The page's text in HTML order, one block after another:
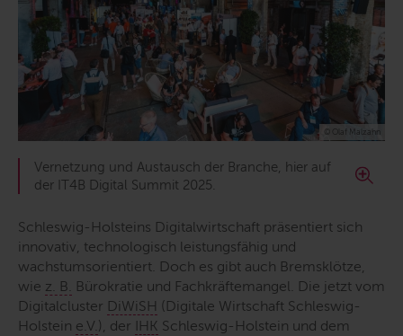
© Olaf Malzahn
Vernetzung und Austausch der Branche, hier auf
der IT4B Digital Summit 2025.
Schleswig-Holsteins Digitalwirtschaft präsentiert sich
innovativ, technologisch leistungsfähig und
wachstumsorientiert. Doch es gibt auch Bremsklötze,
wie z. B. Bürokratie und Fachkräftemangel. Die jetzt vom
Digitalcluster DiWiSH (Digitale Wirtschaft Schleswig-
Holstein e.V. ), der IHK Schleswig-Holstein und dem